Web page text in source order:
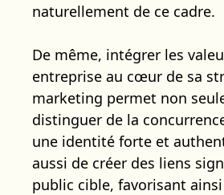
naturellement de ce cadre.
De même, intégrer les
entreprise au cœur de sa
marketing permet non
distinguer de la
une identité forte et
aussi de créer des liens
public cible, favorisant